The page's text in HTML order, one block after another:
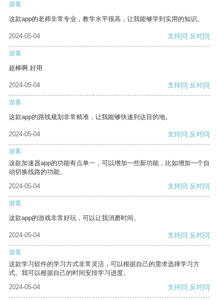
游客
这款app的老师非常专业，教学水平很高，让我能够学到实用的知识。
2024-05-04 支持[0] 反对[0]
游客
超棒啊 好用
2024-05-04 支持[0] 反对[0]
游客
这款app的路线规划非常精准，让我能够快速到达目的地。
2024-05-04 支持[0] 反对[0]
游客
这款加速器app的功能有点单一，可以增加一些新功能，比如增加一个自
动切换线路的功能。
2024-05-04
支持[0] 反对[0]
游客
这款app的游戏非常好玩，可以让我消磨时间。
2024-05-04 支持[0] 反对[0]
游客
这款学习软件的学习方式非常灵活，可以根据自己的需求选择学习方
式。我可以根据自己的时间安排学习进度。
2024-05-04
支持[0] 反对[0]